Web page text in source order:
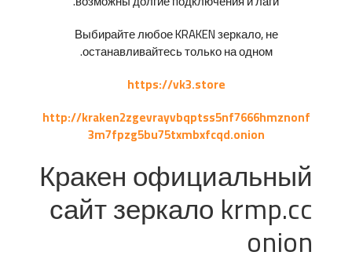
Выбирайте любое KRAKEN зеркало, не
останавливайтесь только на одном.
https://vk3.store
http://kraken2zgevrayvbqptss5nf7666hmznonf
3m7fpzg5bu75txmbxfcqd.onion
Кракен официальный
сайт зеркало krmp.cc
onion